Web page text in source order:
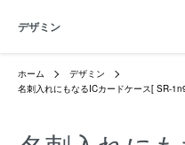
デザミン
ホーム
デザミン
名刺入れにもなるICカードケース[ SR-